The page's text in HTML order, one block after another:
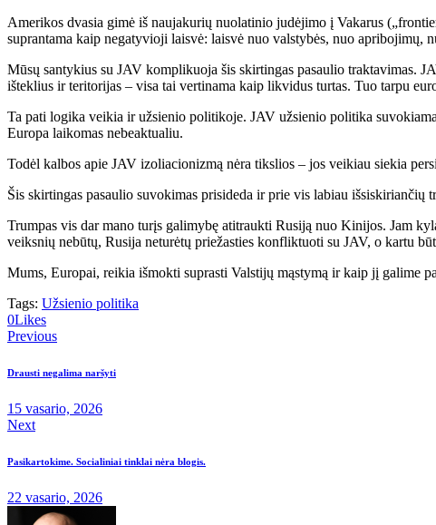
Amerikos dvasia gimė iš naujakurių nuolatinio judėjimo į Vakarus
suprantama kaip negatyvioji laisvė: laisvė nuo valstybės, nuo apribojimų,
Mūsų santykius su JAV komplikuoja šis skirtingas pasaulio traktavimas.
išteklius ir teritorijas – visa tai vertinama kaip likvidus turtas. Tuo tarpu
Ta pati logika veikia ir užsienio politikoje. JAV užsienio politika
Europa laikomas nebeaktualiu.
Todėl kalbos apie JAV izoliacionizmą nėra tikslios – jos veikiau siekia
Šis skirtingas pasaulio suvokimas prisideda ir prie vis labiau išsiskiriančių
Trumpas vis dar mano turįs galimybę atitraukti Rusiją nuo Kinijos. Jam
veiksnių nebūtų, Rusija neturėtų priežasties konfliktuoti su JAV, o kartu
Mums, Europai, reikia išmokti suprasti Valstijų mąstymą ir kaip jį galime
Tags: Užsienio politika
0Likes
Previous
Drausti negalima naršyti
15 vasario, 2026
Next
Pasikartokime. Socialiniai tinklai nėra blogis.
22 vasario, 2026